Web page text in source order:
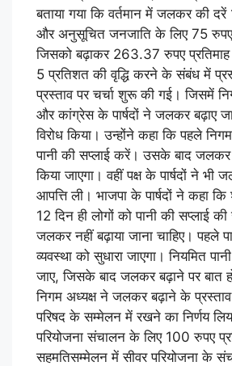
बताया गया कि वर्तमान में जलकर की दरें
और अनुसूचित जनजाति के लिए 75 रुपए
जिसको बढ़ाकर 263.37 रुपए प्रतिमाह
5 प्रतिशत की वृद्धि करने के संबंध में
प्रस्ताव पर चर्चा शुरू की गई। जिसमें
और कांग्रेस के पार्षदों ने जलकर बढ़ाए
विरोध किया। उन्होंने कहा कि पहले
पानी की सप्लाई करें। उसके बाद जलकर
किया जाएगा। वहीं पक्ष के पार्षदों ने भी
आपत्ति ली। भाजपा के पार्षदों ने कहा
12 दिन ही लोगों को पानी की सप्लाई
जलकर नहीं बढ़ाया जाना चाहिए। पहले
व्यवस्था को सुधारा जाएगा। नियमित
जाए, जिसके बाद जलकर बढ़ाने पर बात
निगम अध्यक्ष ने जलकर बढ़ाने के
परिषद के सम्मेलन में रखने का निर्णय
परियोजना संचालन के लिए 100 रुपए
सहमतिसम्मेलन में सीवर परियोजना के